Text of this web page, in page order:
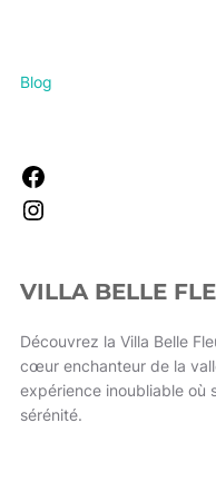
Blog
VILLA BELLE
Découvrez la Villa Belle
cœur enchanteur de la
expérience inoubliable où
sérénité.